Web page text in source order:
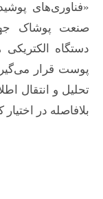
«فناوری‌های
صنعت پوشاک
دستگاه
پوست قرار
تحلیل و انتقال
بلافاصله در اختیار